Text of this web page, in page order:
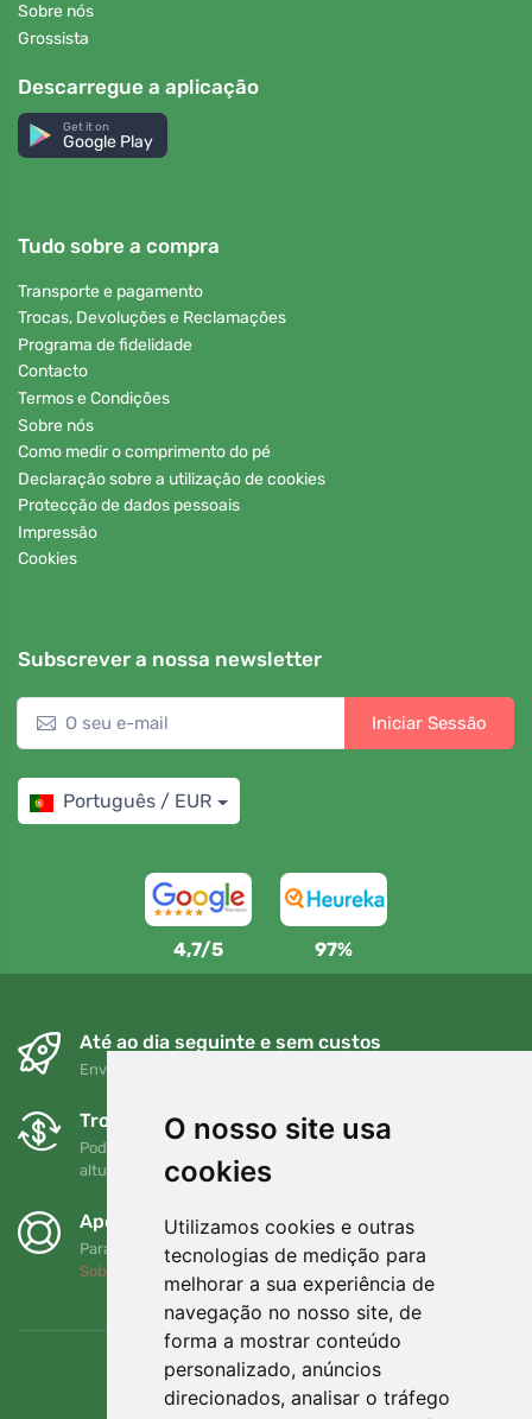
O nosso site usa
cookies
Utilizamos cookies e outras
tecnologias de medição para
melhorar a sua experiência de
navegação no nosso site, de
forma a mostrar conteúdo
personalizado, anúncios
direcionados, analisar o tráfego
Sobre nós
Grossista
Descarregue a aplicação
Get it on
Google Play
Tudo sobre a compra
Transporte e pagamento
Trocas, Devoluções e Reclamações
Programa de fidelidade
Contacto
Termos e Condições
Sobre nós
Como medir o comprimento do pé
Declaração sobre a utilização de cookies
Protecção de dados pessoais
Impressão
Cookies
Subscrever a nossa newsletter
Iniciar Sessão
Português / EUR
4,7/5 97%
Até ao dia seguinte e sem custos
Envio gratuito para encomendas superiores a 80 EUR
Trocas e devoluções gratuitas
Pode devolver ou trocar a sua encomenda em qualquer
altura no prazo de 90 dias
Apoiamos a Trees.org
Para cada encomenda plantamos uma árvore! Leia mais
Sobre nós